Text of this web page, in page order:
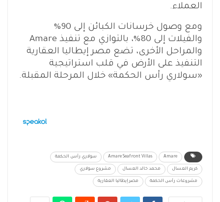
العملاء.
ومع وصول خرسانات الكبائن إلى 90%
والفيلات إلى 80%، بالتوازي مع تنفيذ Amare
والمراحل الأخرى، تضع مصر إيطاليا العقارية
التنفيذ على الأرض في قلب استراتيجية
«سولاري رأس الحكمة» خلال المرحلة المقبلة.
Amare
Amare Seafront Villas سولاري رأس الحكمة
كريم العسال محمد خالد العسال مشروع سولاري
مشروعات رأس الحكمة مصر إيطاليا العقارية